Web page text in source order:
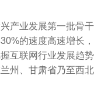
产业发展第一批骨干
的速度高速增长，
互联网行业发展趋势
州、甘肃省乃至西北